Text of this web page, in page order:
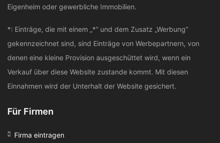
Eigenheim oder gewerbliche Immobilien.
*: Einträge, die mit einem „*“ und dem Zusatz „Werbung“
gekennzeichnet sind, sind Einträge von Werbepartnern, von
denen eine kleine Provision ausgeschüttet wird, wenn ein
Verkauf über diese Website zustande kommt. Mit diesen
Einnahmen wird der Unterhalt der Website gesichert.
Für Firmen
Firma eintragen